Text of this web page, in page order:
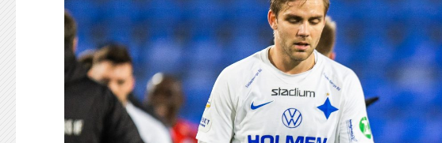
KONTAKT
125-IFKARE